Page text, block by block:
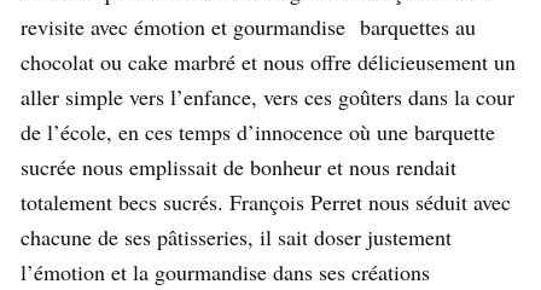
revisite avec émotion et gourmandise barquettes au
chocolat ou cake marbré et nous offre délicieusement un
aller simple vers l’enfance, vers ces goûters dans la cour
de l’école, en ces temps d’innocence où une barquette
sucrée nous emplissait de bonheur et nous rendait
totalement becs sucrés. François Perret nous séduit avec
chacune de ses pâtisseries, il sait doser justement
l’émotion et la gourmandise dans ses créations